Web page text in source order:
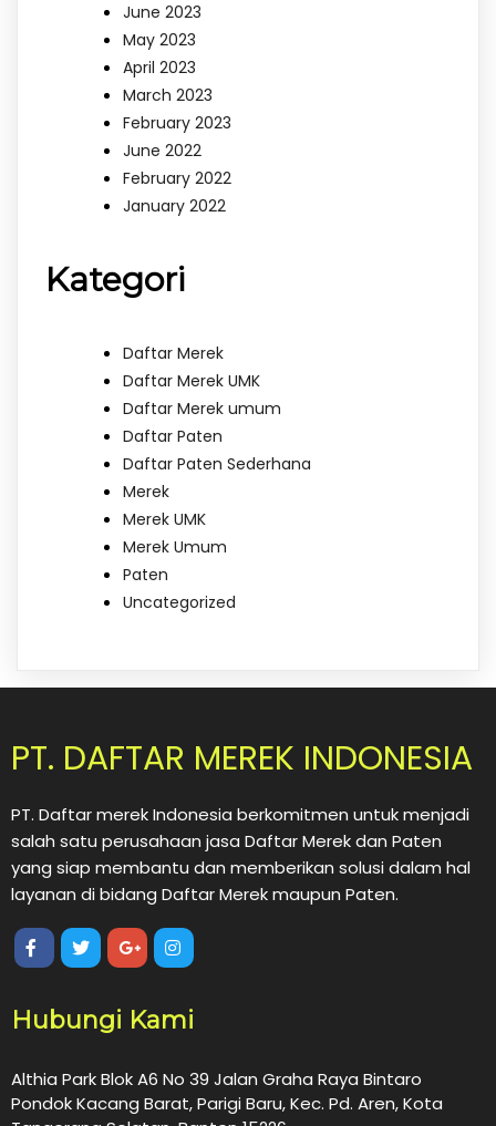
June 2023
May 2023
April 2023
March 2023
February 2023
June 2022
February 2022
January 2022
Kategori
Daftar Merek
Daftar Merek UMK
Daftar Merek umum
Daftar Paten
Daftar Paten Sederhana
Merek
Merek UMK
Merek Umum
Paten
Uncategorized
PT. DAFTAR MEREK INDONESIA
PT. Daftar merek Indonesia berkomitmen untuk menjadi
salah satu perusahaan jasa Daftar Merek dan Paten
yang siap membantu dan memberikan solusi dalam hal
layanan di bidang Daftar Merek maupun Paten.
Hubungi Kami
Althia Park Blok A6 No 39 Jalan Graha Raya Bintaro
Pondok Kacang Barat, Parigi Baru, Kec. Pd. Aren, Kota